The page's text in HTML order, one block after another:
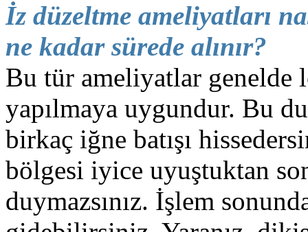
İz düzeltme ameliyatları
ne kadar sürede alınır?
Bu tür ameliyatlar genelde
yapılmaya uygundur. Bu
birkaç iğne batışı
bölgesi iyice uyuştuktan
duymazsınız. İşlem